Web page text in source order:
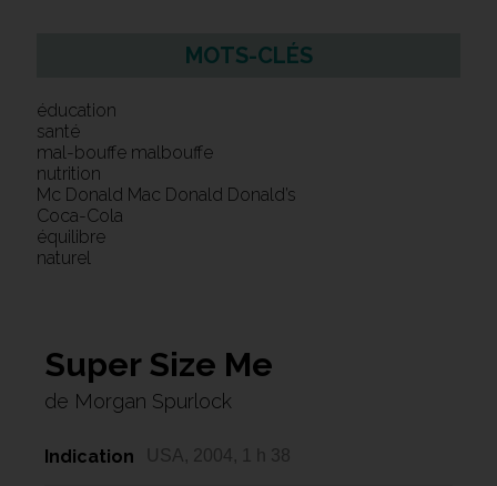
MOTS-CLÉS
éducation
santé
mal-bouffe malbouffe
nutrition
Mc Donald Mac Donald Donald’s
Coca-Cola
équilibre
naturel
Super Size Me
de Morgan Spurlock
Indication USA, 2004, 1 h 38